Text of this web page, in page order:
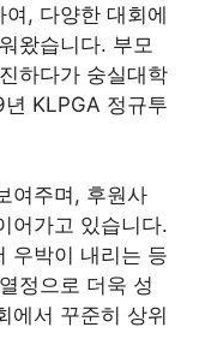
, 다양한 대회에
왔습니다. 부모
하다가 숭실대학
KLPGA 정규투
여주며, 후원사
어가고 있습니다.
우박이 내리는 등
정으로 더욱 성
에서 꾸준히 상위